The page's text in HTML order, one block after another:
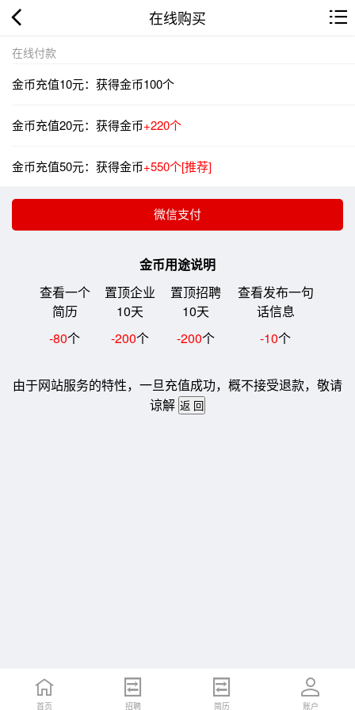
在线购买
在线付款
金币充值10元：获得金币100个
金币充值20元：获得金币+220个
金币充值50元：获得金币+550个[推荐]
金币用途说明
查看一个
简历
置顶企业
10天
置顶招聘
10天
查看发布一句
话信息
-80个 -200个 -200个 -10个
由于网站服务的特性，一旦充值成功，概不接受退款，敬请
谅解
首页 招聘 简历 账户